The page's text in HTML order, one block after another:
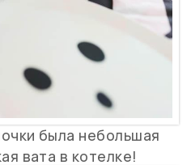
была небольшая
вата в котелке!